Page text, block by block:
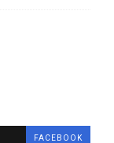
FACEBOOK